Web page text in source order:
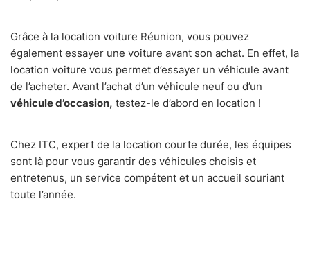
Grâce à la location voiture Réunion, vous pouvez
également essayer une voiture avant son achat. En effet, la
location voiture vous permet d’essayer un véhicule avant
de l’acheter. Avant l’achat d’un véhicule neuf ou d’un
véhicule d’occasion, testez-le d’abord en location !
Chez ITC, expert de la location courte durée, les équipes
sont là pour vous garantir des véhicules choisis et
entretenus, un service compétent et un accueil souriant
toute l’année.